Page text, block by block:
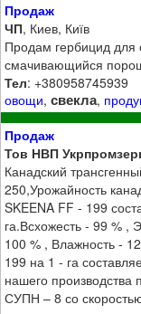
Продаж
ЧП, Киев, Київ
Продам гербицид для
смачивающийся
Тел: +380958745939
овощи,свекла,
Продаж
Тов НВП
Канадский
250,Урожайность
SKEENA FF - 199
га.Всхожесть - 99 % ,
100 % , Влажность -
199 на 1 - га
нашего
СУПН – 8 со